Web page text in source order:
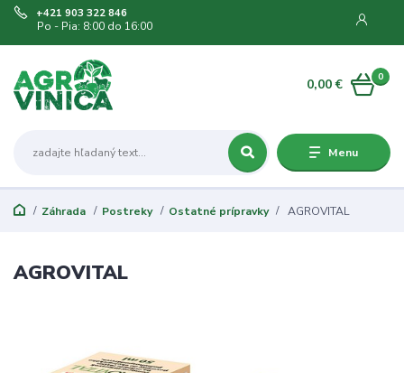
Menu
+421 903 322 846
Po - Pia: 8:00 do 16:00
0
0,00 €
Záhrada Postreky Ostatné prípravky AGROVITAL
AGROVITAL